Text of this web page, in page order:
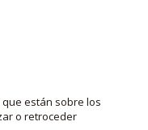
están sobre los
o retroceder